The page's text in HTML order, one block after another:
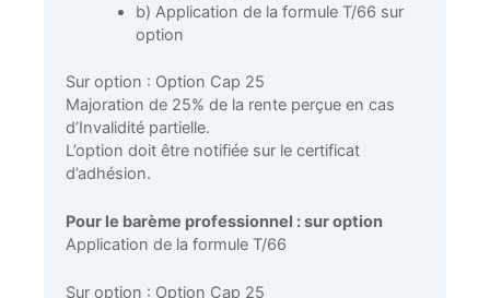
b) Application de la formule T/66 sur
option
Sur option : Option Cap 25
Majoration de 25% de la rente perçue en cas
d’Invalidité partielle.
L’option doit être notifiée sur le certificat
d’adhésion.
Pour le barème professionnel : sur option
Application de la formule T/66
Sur option : Option Cap 25